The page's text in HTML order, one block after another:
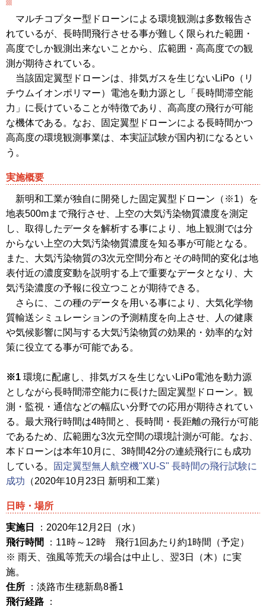
マルチコプター型ドローンによる環境観測は多数報告さ
れているが、長時間飛行させる事が難しく限られた範囲・
高度でしか観測出来ないことから、広範囲・高高度での観
測が期待されている。
当該固定翼型ドローンは、排気ガスを生じないLiPo（リ
チウムイオンポリマー）電池を動力源とし「長時間滞空能
力」に長けていることが特徴であり、高高度の飛行が可能
な機体である。なお、固定翼型ドローンによる長時間かつ
高高度の環境観測事業は、本実証試験が国内初になるとい
う。
実施概要
新明和工業が独自に開発した固定翼型ドローン（※1）を
地表500mまで飛行させ、上空の大気汚染物質濃度を測定
し、取得したデータを解析する事により、地上観測では分
からない上空の大気汚染物質濃度を知る事が可能となる。
また、大気汚染物質の3次元空間分布とその時間的変化は地
表付近の濃度変動を説明する上で重要なデータとなり、大
気汚染濃度の予報に役立つことが期待できる。
さらに、この種のデータを用いる事により、大気化学物
質輸送シミュレーションの予測精度を向上させ、人の健康
や気候影響に関与する大気汚染物質の効果的・効率的な対
策に役立てる事が可能である。
※1 環境に配慮し、排気ガスを生じないLiPo電池を動力源
としながら長時間滞空能力に長けた固定翼型ドローン。観
測・監視・通信などの幅広い分野での応用が期待されてい
る。最大飛行時間は4時間と、長時間・長距離の飛行が可能
であるため、広範囲な3次元空間の環境計測が可能。なお、
本ドローンは本年10月に、3時間42分の連続飛行にも成功
している。
固定翼型無人航空機"XU-S" 長時間の飛行試験に
成功 （2020年10月23日 新明和工業）
日時・場所
実施日
：2020年12月2日（水）
飛行時間
：11時～12時 飛行1回あたり約1時間（予定）
※ 雨天、強風等荒天の場合は中止し、翌3日（木）に実
施。
住所
：淡路市生穂新島8番1
飛行経路
：